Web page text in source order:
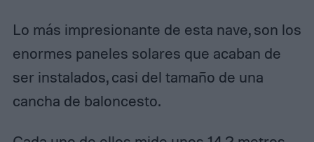
Lo más impresionante de esta nave, son los
enormes paneles solares que acaban de
ser instalados, casi del tamaño de una
cancha de baloncesto.